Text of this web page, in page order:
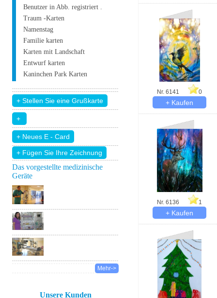
Benutzer in Abb. registriert .
Traum -Karten
Namenstag
Familie karten
Karten mit Landschaft
Entwurf karten
Kaninchen Park Karten
+ Fügen Sie Ihre Zeichnung
Das vorgestellte medizinische
Geräte
Mehr->
Unsere Kunden
Nr. 6141 0
Nr. 6136 1